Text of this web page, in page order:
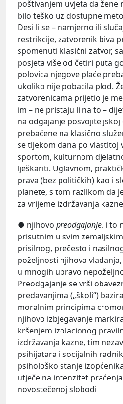
poštivanjem uvjeta da žene
bilo teško uz dostupne
Desi li se – namjerno ili
restrikcije, zatvorenik biva
spomenuti klasični zatvor,
posjeta više od četiri puta
polovica njegove plaće
ukoliko nije pobacila plod.
zatvorenicama prijetio je
im – ne pristaju li na to –
na odgajanje posvojiteljskoj
prebačene na klasično
se tijekom dana po vlastitoj
sportom, kulturnom
lješkariti. Uglavnom,
prava (bez političkih) kao i
planete, s tom razlikom da
za vrijeme izdržavanja
● njihovo preodgajanje, i to
prisutnim u svim
prisilnog, prečesto i
poželjnosti njihova
u mnogih upravo
Preodgajanje se vrši
predavanjima („školi“)
moralnim principima
njihovo izbjegavanje
kršenjem izolacionog
izdržavanja kazne, tim
psihijatara i socijalnih
psihološko stanje
utječe na intenzitet
novostečenoj slobodi